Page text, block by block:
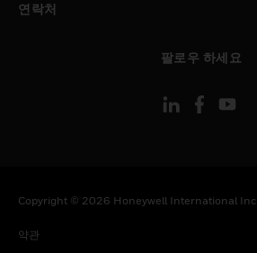
연락처
팔로우 하세요
Copyright © 2026 Honeywell International Inc
약관